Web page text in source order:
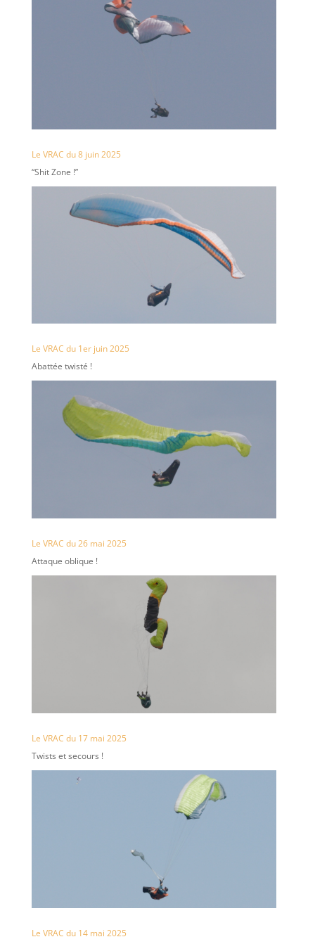
Le VRAC du 8 juin 2025
“Shit Zone !”
Le VRAC du 1er juin 2025
Abattée twisté !
Le VRAC du 26 mai 2025
Attaque oblique !
Le VRAC du 17 mai 2025
Twists et secours !
Le VRAC du 14 mai 2025